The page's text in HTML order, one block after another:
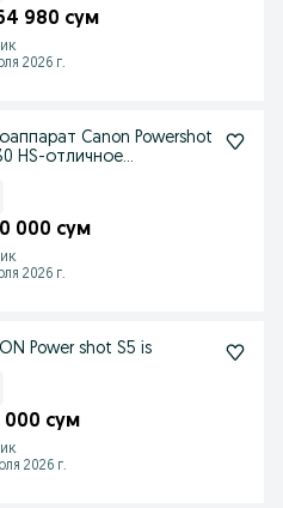
980 сум
2026 г.
Canon Powershot
HS-отличное
000 сум
2026 г.
Power shot S5 is
000 сум
2026 г.